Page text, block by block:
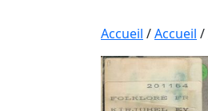
Accueil /Accueil /